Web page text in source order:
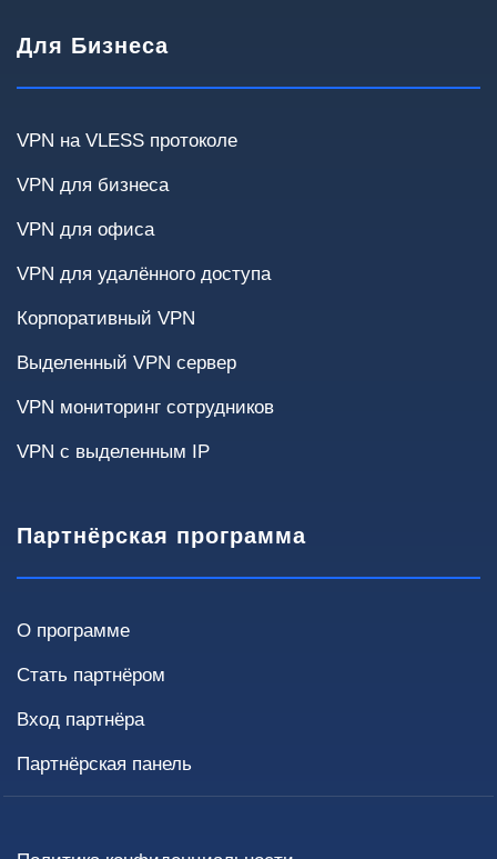
Удалённые сотрудники
Доступ к внутренним системам
Финансовые системы
Передача чувствительных данных
Критичность простоев
Некритично
Инфраструктура
Текущие решения и требования влияют на
Текущий VPN
Для Бизнеса
VPN на VLESS протоколе
VPN для бизнеса
VPN для офиса
VPN для удалённого доступа
Корпоративный VPN
Выделенный VPN сервер
VPN мониторинг сотрудников
VPN с выделенным IP
Партнёрская программа
О программе
Стать партнёром
Вход партнёра
Партнёрская панель